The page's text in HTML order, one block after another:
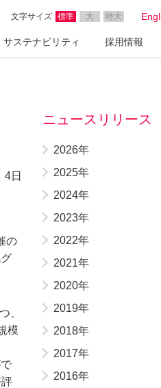
文字サイズ 標準 大 特大
サステナビリティ 採用情報
4日
の
、
模
ニュースリリース
2026年
2025年
2024年
2023年
2022年
2021年
2020年
2019年
2018年
2017年
2016年